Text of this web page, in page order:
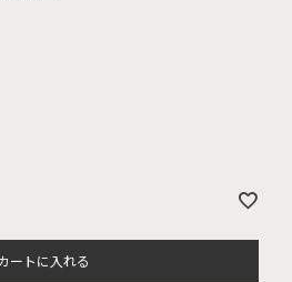
ートに入れる